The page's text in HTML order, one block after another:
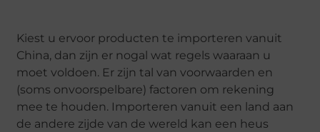
Kiest u ervoor producten te importeren vanuit
China, dan zijn er nogal wat regels waaraan u
moet voldoen. Er zijn tal van voorwaarden en
(soms onvoorspelbare) factoren om rekening
mee te houden. Importeren vanuit een land aan
de andere zijde van de wereld kan een heus